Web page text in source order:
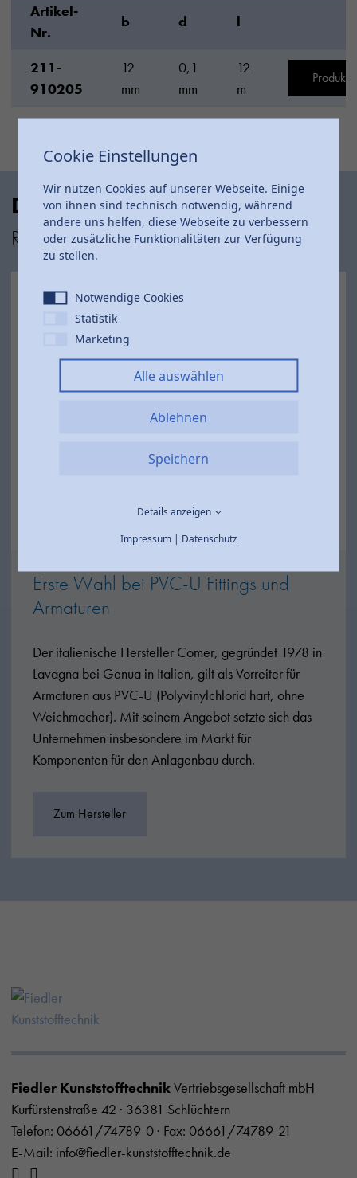
Artikel-
Nr.
b d l
211-
910205
12
mm
0,1
mm
12
m
Produkt
Das Comer Produktsortiment
Robust und beständig
Erste Wahl bei PVC-U Fittings und
Armaturen
Der italienische Hersteller Comer, gegründet 1978 in
Lavagna bei Genua in Italien, gilt als Vorreiter für
Armaturen aus PVC-U (Polyvinylchlorid hart, ohne
Weichmacher). Mit seinem Angebot setzte sich das
Unternehmen insbesondere im Markt für
Komponenten für den Anlagenbau durch.
Zum Hersteller
Fiedler KunststofftechnikVertriebsgesellschaft mbH
Kurfürstenstraße 42 · 36381 Schlüchtern
Telefon: 06661/74789-0 · Fax: 06661/74789-21
E-Mail: info@fiedler-kunststofftechnik.de
Cookie Einstellungen
Wir nutzen Cookies auf unserer Webseite. Einige
von ihnen sind technisch notwendig, während
andere uns helfen, diese Webseite zu verbessern
oder zusätzliche Funktionalitäten zur Verfügung
zu stellen.
Notwendige Cookies
Statistik
Marketing
Alle auswählen
Ablehnen
Speichern
Details anzeigen
Impressum| Datenschutz